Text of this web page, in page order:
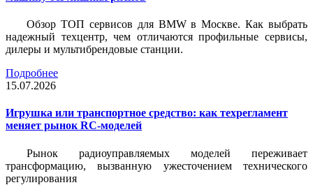
Обзор ТОП сервисов для BMW в Москве. Как выбрать
надежный техцентр, чем отличаются профильные сервисы,
дилеры и мультибрендовые станции.
Подробнее
15.07.2026
Игрушка или транспортное средство: как техрегламент
меняет рынок RC-моделей
Рынок радиоуправляемых моделей переживает
трансформацию, вызванную ужесточением технического
регулирования